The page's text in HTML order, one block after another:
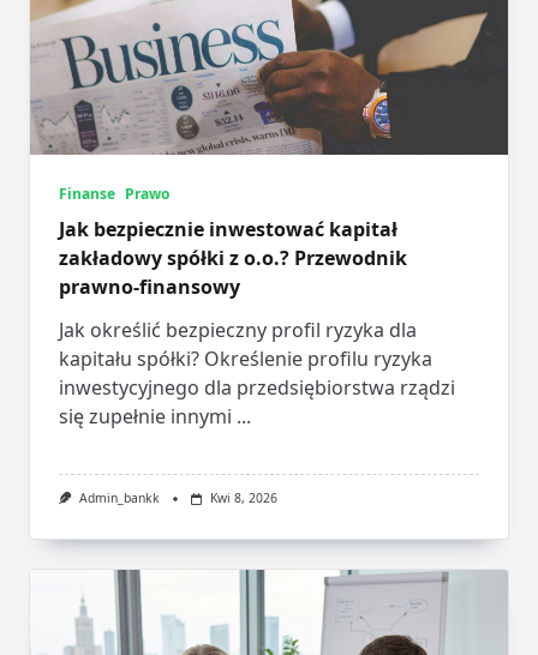
Finanse Prawo
Jak bezpiecznie inwestować kapitał
zakładowy spółki z o.o.? Przewodnik
prawno-finansowy
Jak określić bezpieczny profil ryzyka dla
kapitału spółki? Określenie profilu ryzyka
inwestycyjnego dla przedsiębiorstwa rządzi
się zupełnie innymi ...
Admin_bankk Kwi 8, 2026